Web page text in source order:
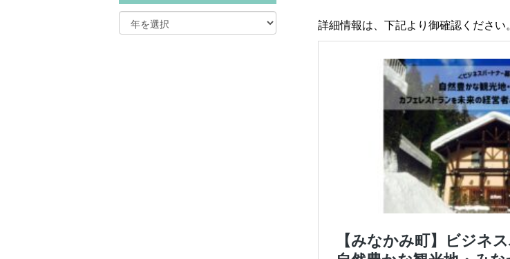
詳細情報は、下記より御確認ください。